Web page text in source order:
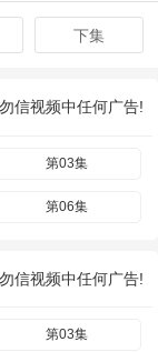
下集
信视频中任何广告!
第03集
第06集
信视频中任何广告!
第03集